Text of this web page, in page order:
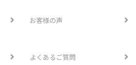
お客様の声
よくあるご質問